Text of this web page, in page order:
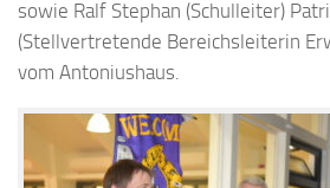
sowie Ralf Stephan (Schulleiter)
(Stellvertretende Bereichsleiterin
vom Antoniushaus.